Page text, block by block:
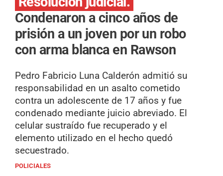
Condenaron a cinco años de
prisión a un joven por un robo
con arma blanca en Rawson
Pedro Fabricio Luna Calderón admitió su
responsabilidad en un asalto cometido
contra un adolescente de 17 años y fue
condenado mediante juicio abreviado. El
celular sustraído fue recuperado y el
elemento utilizado en el hecho quedó
secuestrado.
POLICIALES